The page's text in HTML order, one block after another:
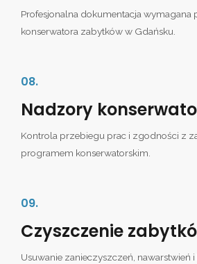
Profesjonalna dokumentacja
konserwatora zabytków w Gdańsku.
08.
Nadzory
Kontrola przebiegu prac i zgodności z
programem konserwatorskim.
09.
Czyszczenie
Usuwanie zanieczyszczeń,